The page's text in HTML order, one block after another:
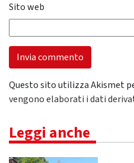
Sito web
Questo sito utilizza Akismet
vengono elaborati i dati
Leggi anche